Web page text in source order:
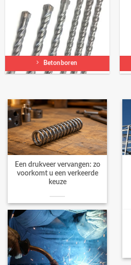
Betonboren
Een drukveer vervangen: zo
voorkomt u een verkeerde
keuze